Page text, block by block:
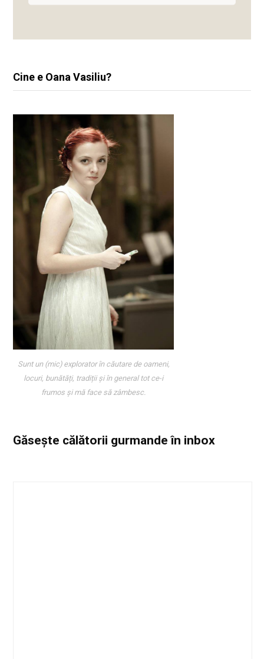
Cine e Oana Vasiliu?
Sunt un (mic) explorator în căutare de oameni,
locuri, bunătăți, tradiții și în general tot ce-i
frumos și mă face să zâmbesc.
Găsește călătorii gurmandeîn inbox